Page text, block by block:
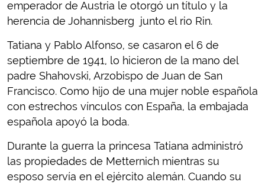
emperador de Austria le otorgó un título y la
herencia de Johannisberg junto el rio Rin.
Tatiana y Pablo Alfonso, se casaron el 6 de
septiembre de 1941, lo hicieron de la mano del
padre Shahovski, Arzobispo de Juan de San
Francisco. Como hijo de una mujer noble española
con estrechos vínculos con España, la embajada
española apoyó la boda.
Durante la guerra la princesa Tatiana administró
las propiedades de Metternich mientras su
esposo servía en el ejército alemán. Cuando su